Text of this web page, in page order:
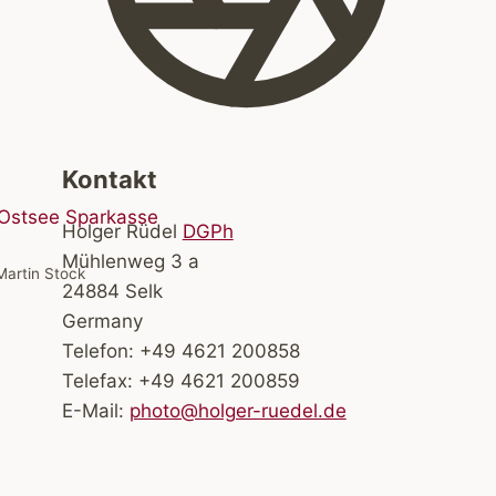
Stock
Kontakt
Holger Rüdel DGPh
Mühlenweg 3 a
24884 Selk
Germany
Telefon: +49 4621 200858
Telefax: +49 4621 200859
E-Mail: photo@holger-ruedel.de